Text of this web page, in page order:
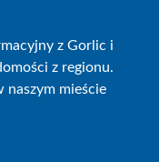
z Gorlic i
z regionu.
naszym mieście